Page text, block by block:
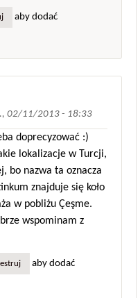
aby dodać
02/11/2013 - 18:33
doprecyzować :)
lokalizacje w Turcji,
bo nazwa ta oznacza
znajduje się koło
w pobliżu Çeşme.
wspominam z
aby dodać